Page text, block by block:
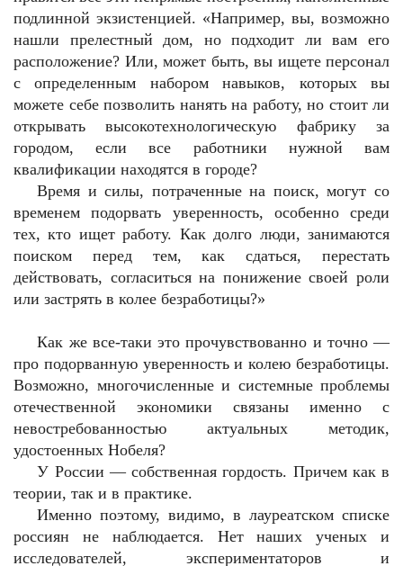
подлинной экзистенцией. «Например, вы, возможно
нашли прелестный дом, но подходит ли вам его
расположение? Или, может быть, вы ищете персонал
с определенным набором навыков, которых вы
можете себе позволить нанять на работу, но стоит ли
открывать высокотехнологическую фабрику за
городом, если все работники нужной вам
квалификации находятся в городе?
Время и силы, потраченные на поиск, могут со
временем подорвать уверенность, особенно среди
тех, кто ищет работу. Как долго люди, занимаются
поиском перед тем, как сдаться, перестать
действовать, согласиться на понижение своей роли
или застрять в колее безработицы?»
Как же все-таки это прочувствованно и точно —
про подорванную уверенность и колею безработицы.
Возможно, многочисленные и системные проблемы
отечественной экономики связаны именно с
невостребованностью актуальных методик,
удостоенных Нобеля?
У России — собственная гордость. Причем как в
теории, так и в практике.
Именно поэтому, видимо, в лауреатском списке
россиян не наблюдается. Нет наших ученых и
исследователей, экспериментаторов и